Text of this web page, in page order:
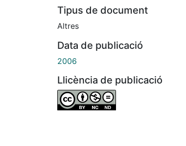
Tipus de document
Altres
Data de publicació
2006
Llicència de publicació